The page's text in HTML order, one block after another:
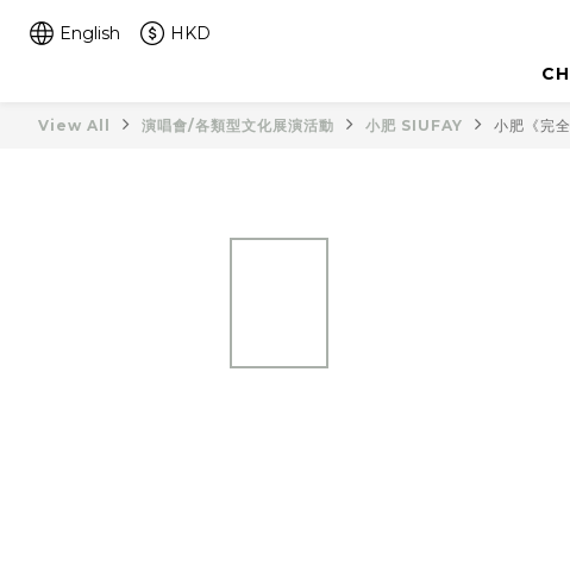
English
HKD
View All 演唱會/各類型文化展演活動 小肥 SIUFAY 小肥《完